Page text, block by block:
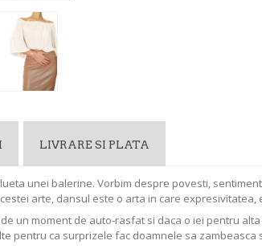
LIVRARE SI PLATA
unei balerine. Vorbim despre povesti,
arte, dansul este o arta in care
un moment de auto-rasfat si daca o iei pentru
pentru ca surprizele fac doamnele sa zambeasca